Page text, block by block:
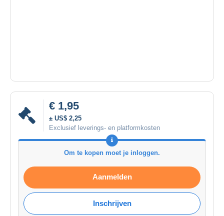
€ 1,95
± US$ 2,25
Exclusief leverings- en platformkosten
Om te kopen moet je inloggen.
Aanmelden
Inschrijven